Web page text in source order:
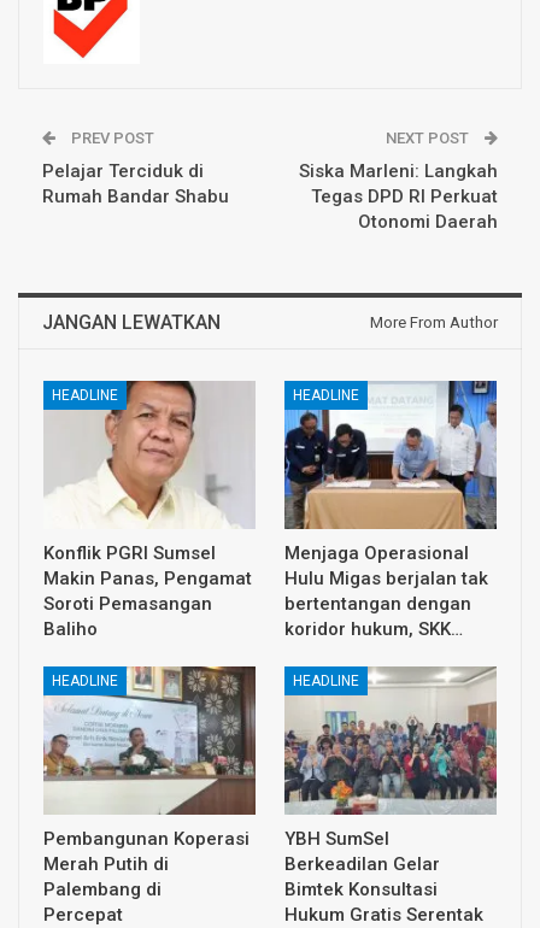
PREV POST
Pelajar Terciduk di
Rumah Bandar Shabu
NEXT POST
Siska Marleni: Langkah
Tegas DPD RI Perkuat
Otonomi Daerah
JANGAN LEWATKAN More From Author
HEADLINE
Konflik PGRI Sumsel
Makin Panas, Pengamat
Soroti Pemasangan
Baliho
HEADLINE
Menjaga Operasional
Hulu Migas berjalan tak
bertentangan dengan
koridor hukum, SKK…
HEADLINE
Pembangunan Koperasi
Merah Putih di
Palembang di
Percepat
HEADLINE
YBH SumSel
Berkeadilan Gelar
Bimtek Konsultasi
Hukum Gratis Serentak